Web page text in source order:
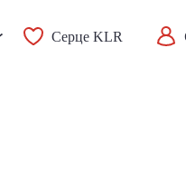
Серце KLR